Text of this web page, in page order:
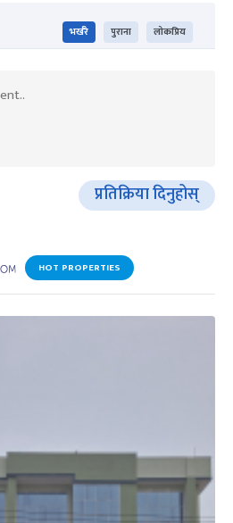
भर्खरै पुराना लोकप्रिय
प्रतिक्रिया दिनुहोस्
HOT PROPERTIES